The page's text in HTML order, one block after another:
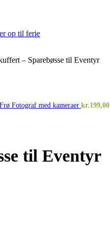
– Sparebøsse til Eventyr
Fotograf med kameraer kr.199,00
til Eventyr